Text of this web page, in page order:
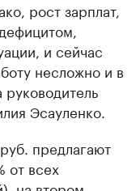
рост зарплат,
и сейчас
несложно и в
Эсауленко.
предлагают
от всех